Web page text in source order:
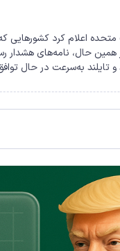
ADA
تایلند به‌سرعت در حال
مهلت
اجراء تعرفه‌ها
محدود